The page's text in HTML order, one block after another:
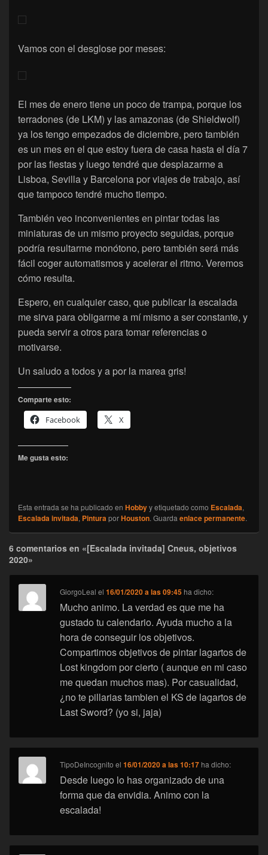
Vamos con el desglose por meses:
El mes de enero tiene un poco de trampa, porque los
terradones (de LKM) y las amazonas (de Shieldwolf)
ya los tengo empezados de diciembre, pero también
es un mes en el que estoy fuera de casa hasta el día 7
por las fiestas y luego tendré que desplazarme a
Lisboa, Sevilla y Barcelona por viajes de trabajo, así
que tampoco tendré mucho tiempo.
También veo inconvenientes en pintar todas las
miniaturas de un mismo proyecto seguidas, porque
podría resultarme monótono, pero también será más
fácil coger automatismos y acelerar el ritmo. Veremos
cómo resulta.
Espero, en cualquier caso, que publicar la escalada
me sirva para obligarme a mí mismo a ser constante, y
pueda servir a otros para tomar referencias o
motivarse.
Un saludo a todos y a por la marea gris!
Comparte esto:
Facebook
X
Me gusta esto:
Esta entrada se ha publicado en Hobbyy etiquetado como Escalada,
Escalada invitada, PinturaporHouston. Guarda enlace permanente.
6 comentarios en «[Escalada invitada] Cneus, objetivos
2020»
GiorgoLeal el16/01/2020 a las 09:45 ha dicho:
Mucho animo. La verdad es que me ha
gustado tu calendario. Ayuda mucho a la
hora de conseguir los objetivos.
Compartimos objetivos de pintar lagartos de
Lost kingdom por cierto ( aunque en mi caso
me quedan muchos mas). Por casualidad,
¿no te pillarias tambien el KS de lagartos de
Last Sword? (yo si, jaja)
TipoDeIncognito el16/01/2020 a las 10:17 ha dicho:
Desde luego lo has organizado de una
forma que da envidia. Animo con la
escalada!